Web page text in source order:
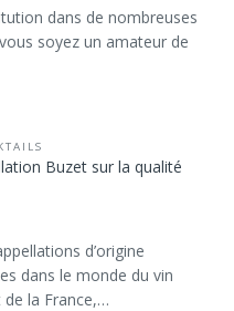
dans de nombreuses
soyez un amateur de
Buzet sur la qualité
d’origine
dans le monde du vin
de la France,…